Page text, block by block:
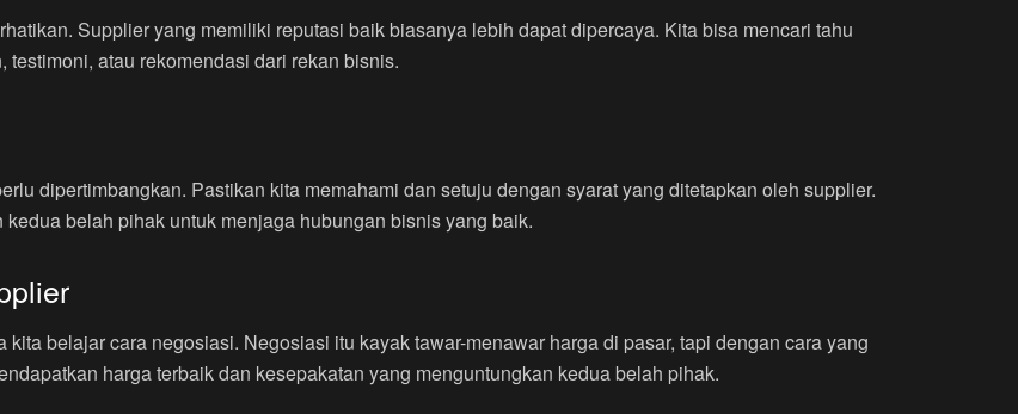
Supplier yang memiliki reputasi baik biasanya lebih dapat dipercaya. Kita bisa mencari tahu
atau rekomendasi dari rekan bisnis.
dipertimbangkan. Pastikan kita memahami dan setuju dengan syarat yang ditetapkan oleh supplier.
belah pihak untuk menjaga hubungan bisnis yang baik.
belajar cara negosiasi. Negosiasi itu kayak tawar-menawar harga di pasar, tapi dengan cara yang
harga terbaik dan kesepakatan yang menguntungkan kedua belah pihak.